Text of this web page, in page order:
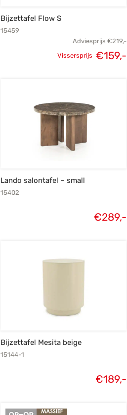
Bijzettafel Flow S
15459
Adviesprijs €219,-
Vissersprijs €159,-
Lando salontafel – small
15402
€289,-
Bijzettafel Mesita beige
15144-1
€189,-